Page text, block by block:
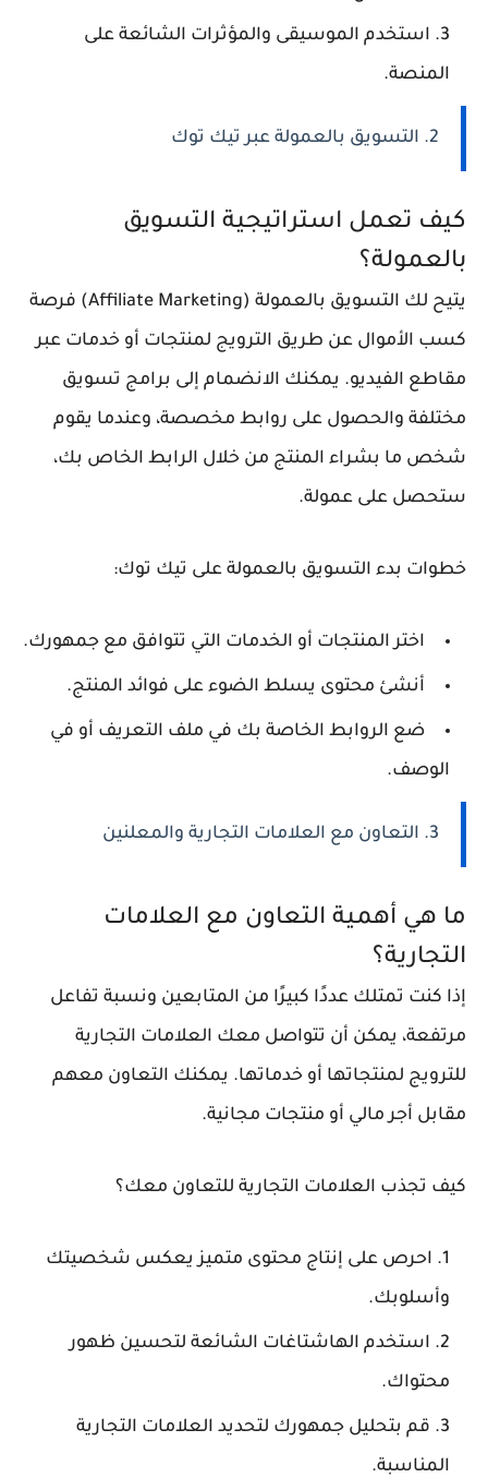
استخدم الموسيقى والمؤثرات الشائعة على
المنصة.
2. التسويق بالعمولة عبر تيك توك
كيف تعمل استراتيجية التسويق
بالعمولة؟
يتيح لك التسويق بالعمولة (Affiliate Marketing) فرصة
كسب الأموال عن طريق الترويج لمنتجات أو خدمات عبر
مقاطع الفيديو. يمكنك الانضمام إلى برامج تسويق
مختلفة والحصول على روابط مخصصة، وعندما يقوم
شخص ما بشراء المنتج من خلال الرابط الخاص بك،
ستحصل على عمولة.
خطوات بدء التسويق بالعمولة على تيك توك:
اختر المنتجات أو الخدمات التي تتوافق مع جمهورك.
أنشئ محتوى يسلط الضوء على فوائد المنتج.
ضع الروابط الخاصة بك في ملف التعريف أو في
الوصف.
3. التعاون مع العلامات التجارية والمعلنين
ما هي أهمية التعاون مع العلامات
التجارية؟
إذا كنت تمتلك عددًا كبيرًا من المتابعين ونسبة تفاعل
مرتفعة، يمكن أن تتواصل معك العلامات التجارية
للترويج لمنتجاتها أو خدماتها. يمكنك التعاون معهم
مقابل أجر مالي أو منتجات مجانية.
كيف تجذب العلامات التجارية للتعاون معك؟
احرص على إنتاج محتوى متميز يعكس شخصيتك
وأسلوبك.
استخدم الهاشتاغات الشائعة لتحسين ظهور
محتواك.
قم بتحليل جمهورك لتحديد العلامات التجارية
المناسبة.